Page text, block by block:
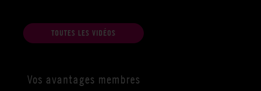
TOUTES LES VIDÉOS
Vos avantages membres